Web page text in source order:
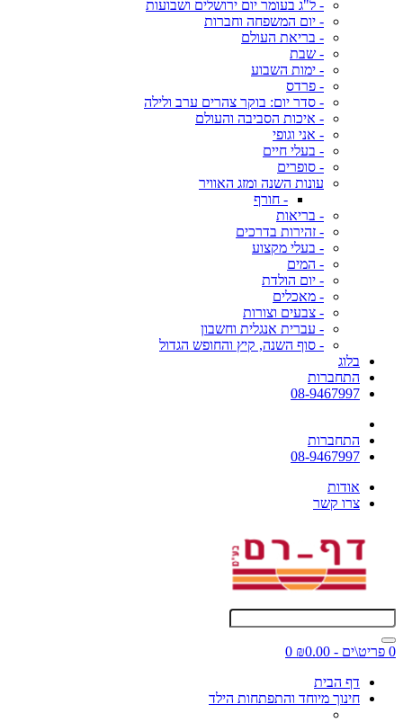
- ל"ג בעומר יום ירושלים ושבועות
- יום המשפחה וחברות
- בריאת העולם
- שבת
- ימות השבוע
- פרדס
- סדר יום: בוקר צהרים ערב ולילה
- איכות הסביבה והעולם
- אני וגופי
- בעלי חיים
- סופרים
עונות השנה ומזג האוויר
- חורף
- בריאות
- זהירות בדרכים
- בעלי מקצוע
- המים
- יום הולדת
- מאכלים
- צבעים וצורות
- עברית אנגלית וחשבון
- סוף השנה, קיץ והחופש הגדול
בלוג
התחברות
08-9467997
התחברות
08-9467997
אודות
צרו קשר
0 פריט\ים - ₪0.00
0
דף הבית
חינוך מיוחד והתפתחות הילד